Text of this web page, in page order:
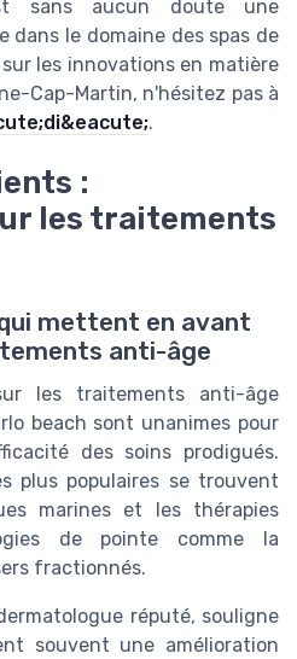
sans aucun doute une
dans le domaine des spas de
les innovations en matière
Cap-Martin, n'hésitez pas à
.
:
les traitements
mettent en avant
anti-âge
les traitements anti-âge
beach sont unanimes pour
des soins prodigués.
plus populaires se trouvent
marines et les thérapies
de pointe comme la
fractionnés.
réputé, souligne
souvent une amélioration